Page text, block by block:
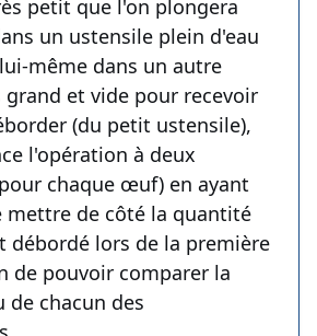
petit que l'on plongera
un ustensile plein d'eau
même dans un autre
et vide pour recevoir
(du petit ustensile),
l'opération à deux
chaque œuf) en ayant
mettre de côté la quantité
débordé lors de la première
de pouvoir comparer la
de chacun des